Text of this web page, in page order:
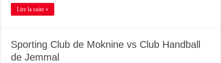
Lire la suite »
Sporting Club de Moknine vs Club Handball
de Jemmal